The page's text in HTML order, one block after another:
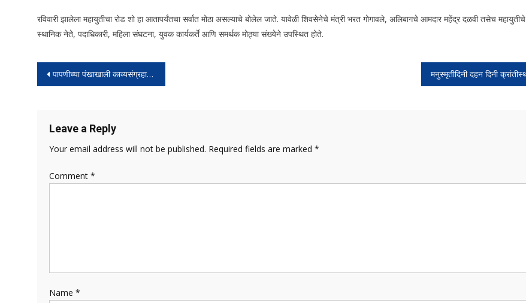
रविवारी झालेला महायुतीचा रोड शो हा आतापर्यंतचा सर्वात मोठा असल्याचे बोलेल जाते. यावेळी शिवसेनेचे मंत्री भरत गोगावले, अलिबागचे आमदार महेंद्र दळवी तसेच महायुतीचे
स्थानिक नेते, पदाधिकारी, महिला संघटना, युवक कार्यकर्ते आणि समर्थक मोठ्या संख्येने उपस्थित होते.
Post
पापणीच्या पंखाखाली काव्यसंग्रहाचा प्रकाशन सोहळा उत्साहात पार पडला ज्येष्ठ लेखक गंगाराम गवाणकर यांची अखेरची प्रस्तावना साहित्य चावडीचे ७५ वे पुष विडंबनमय
Leave a Reply
Your email address will not be published. Required fields are marked *
Comment *
Name *